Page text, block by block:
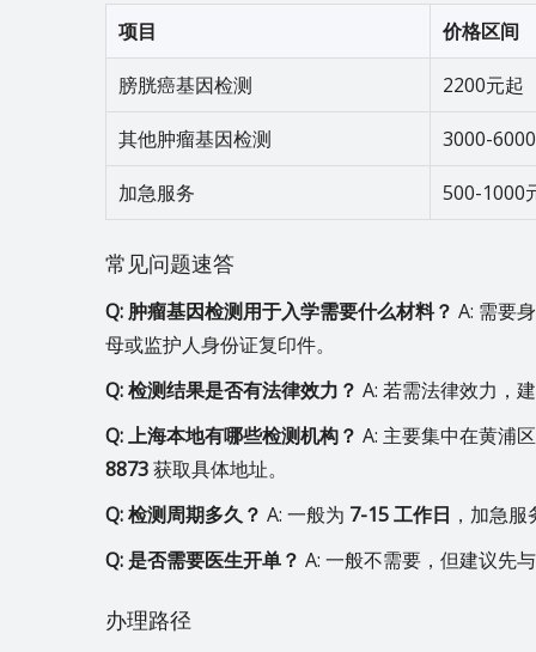
项目 价格区间
膀胱癌基因检测 2200元起
其他肿瘤基因检测 3000-
加急服务 500-1000
常见问题速答
Q: 肿瘤基因检测用于入学需要什么材料？ A: 需要
母或监护人身份证复印件。
Q: 检测结果是否有法律效力？ A: 若需法律效力，
Q: 上海本地有哪些检测机构？ A: 主要集中在黄浦
8873获取具体地址。
Q: 检测周期多久？ A: 一般为 7-15 工作日 ，加急
Q: 是否需要医生开单？ A: 一般不需要，但建议先
办理路径